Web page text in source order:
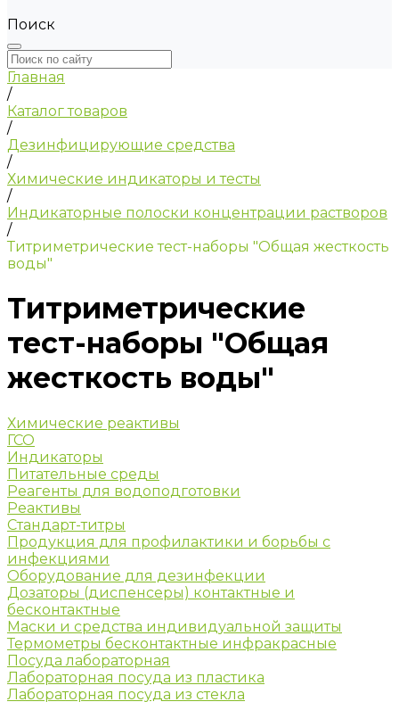
Поиск
Главная
/
Каталог товаров
/
Дезинфицирующие средства
/
Химические индикаторы и тесты
/
Индикаторные полоски концентрации растворов
/
Титриметрические тест-наборы "Общая жесткость
воды"
Титриметрические
тест-наборы "Общая
жесткость воды"
Химические реактивы
ГСО
Индикаторы
Питательные среды
Реагенты для водоподготовки
Реактивы
Стандарт-титры
Продукция для профилактики и борьбы с
инфекциями
Оборудование для дезинфекции
Дозаторы (диспенсеры) контактные и
бесконтактные
Маски и средства индивидуальной защиты
Термометры бесконтактные инфракрасные
Посуда лабораторная
Лабораторная посуда из пластика
Лабораторная посуда из стекла